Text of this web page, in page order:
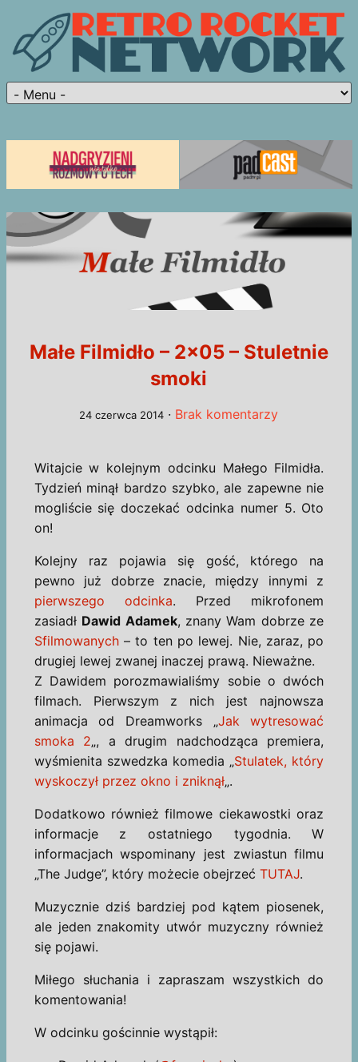
Małe Filmidło – 2×05 – Stuletnie
smoki
24 czerwca 2014 · Brak komentarzy
Witajcie w kolejnym odcinku Małego Filmidła.
Tydzień minął bardzo szybko, ale zapewne nie
mogliście się doczekać odcinka numer 5. Oto
on!
Kolejny raz pojawia się gość, którego na
pewno już dobrze znacie, między innymi z
pierwszego odcinka. Przed mikrofonem
zasiadł Dawid Adamek, znany Wam dobrze ze
Sfilmowanych– to ten po lewej. Nie, zaraz, po
drugiej lewej zwanej inaczej prawą. Nieważne.
Z Dawidem porozmawialiśmy sobie o dwóch
filmach. Pierwszym z nich jest najnowsza
animacja od Dreamworks „Jak wytresować
smoka 2„, a drugim nadchodząca premiera,
wyśmienita szwedzka komedia „Stulatek, który
wyskoczył przez okno i zniknął„.
Dodatkowo również filmowe ciekawostki oraz
informacje z ostatniego tygodnia. W
informacjach wspominany jest zwiastun filmu
„The Judge”, który możecie obejrzeć TUTAJ.
Muzycznie dziś bardziej pod kątem piosenek,
ale jeden znakomity utwór muzyczny również
się pojawi.
Miłego słuchania i zapraszam wszystkich do
komentowania!
W odcinku gościnnie wystąpił: